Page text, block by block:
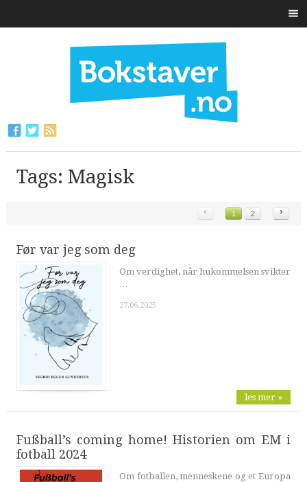
Tags: Magisk
‹ 1 2 ›
Før var jeg som deg
Om verdighet, når hukommelsen svikter
…
27.06.2025
les mer »
Fußball’s coming home! Historien om EM i
fotball 2024
Om fotballen, menneskene og et Europa